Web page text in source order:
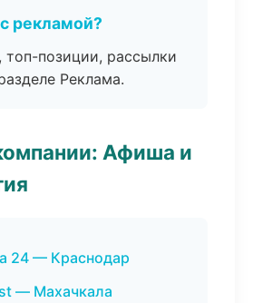
рекламой?
топ-позиции, рассылки
Реклама.
Афиша и
24 — Краснодар
— Махачкала